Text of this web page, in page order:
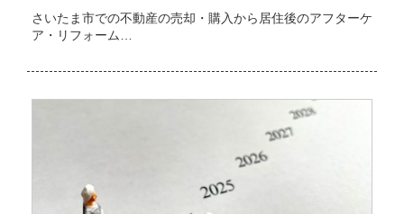
さいたま市での不動産の売却・購入から居住後のアフターケ
ア・リフォーム…